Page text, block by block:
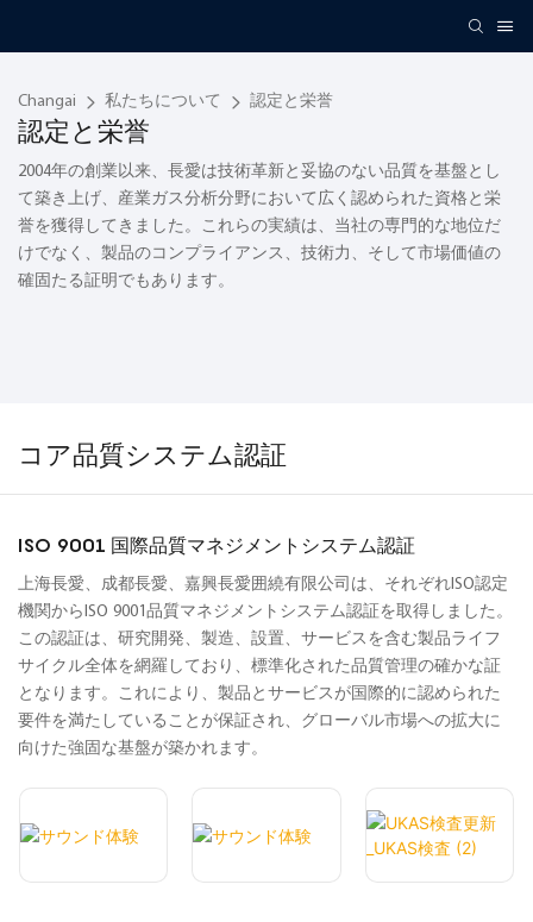
Changai 私たちについて 認定と栄誉
認定と栄誉
2004年の創業以来、長愛は技術革新と妥協のない品質を基盤とし
て築き上げ、産業ガス分析分野において広く認められた資格と栄
誉を獲得してきました。これらの実績は、当社の専門的な地位だ
けでなく、製品のコンプライアンス、技術力、そして市場価値の
確固たる証明でもあります。
コア品質システム認証
ISO 9001 国際品質マネジメントシステム認証
上海長愛、成都長愛、嘉興長愛囲繞有限公司は、それぞれISO認定
機関からISO 9001品質マネジメントシステム認証を取得しました。
この認証は、研究開発、製造、設置、サービスを含む製品ライフ
サイクル全体を網羅しており、標準化された品質管理の確かな証
となります。これにより、製品とサービスが国際的に認められた
要件を満たしていることが保証され、グローバル市場への拡大に
向けた強固な基盤が築かれます。